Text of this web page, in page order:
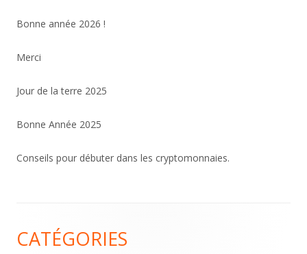
Bonne année 2026 !
Merci
Jour de la terre 2025
Bonne Année 2025
Conseils pour débuter dans les cryptomonnaies.
du
CATÉGORIES